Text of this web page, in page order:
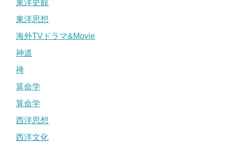
東洋史観
東洋思想
海外TVドラマ&Movie
神道
禅
算命学
算命学
西洋思想
西洋文化